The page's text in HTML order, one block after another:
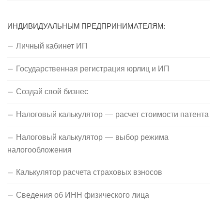
ИНДИВИДУАЛЬНЫМ ПРЕДПРИНИМАТЕЛЯМ:
Личный кабинет ИП
Государственная регистрация юрлиц и ИП
Создай свой бизнес
Налоговый калькулятор — расчет стоимости патента
Налоговый калькулятор — выбор режима
налогообложения
Калькулятор расчета страховых взносов
Сведения об ИНН физического лица